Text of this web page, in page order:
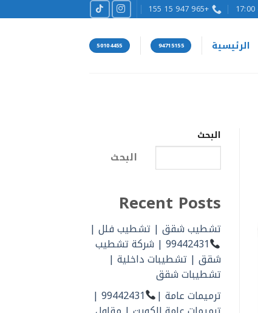
+965 947 15 155
الرئيسية 94715155
50104455
البحث
البحث
Recent Posts
تشطيب شقق | تشطيب فلل |
99442431 | شركة تشطيب
شقق | تشطيبات داخلية |
تشطيبات شقق
ترميمات عامة |
99442431 |